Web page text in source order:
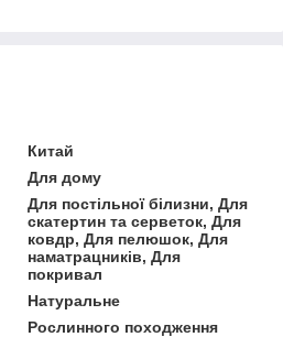
Китай
Для дому
Для постільної білизни, Для
скатертин та серветок, Для
ковдр, Для пелюшок, Для
наматрацників, Для
покривал
Натуральне
Рослинного походження